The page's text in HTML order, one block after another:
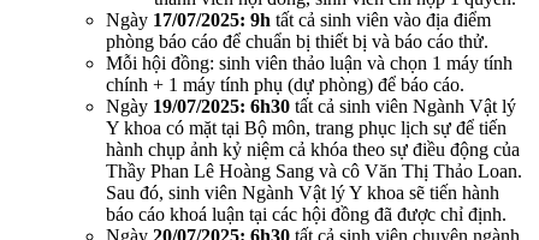
Ngày 17/07/2025: 9h tất cả sinh viên vào địa điểm
phòng báo cáo để chuẩn bị thiết bị và báo cáo thử.
Mỗi hội đồng: sinh viên thảo luận và chọn 1 máy tính
chính + 1 máy tính phụ (dự phòng) để báo cáo.
Ngày 19/07/2025: 6h30 tất cả sinh viên Ngành Vật lý
Y khoa có mặt tại Bộ môn, trang phục lịch sự để tiến
hành chụp ảnh kỷ niệm cả khóa theo sự điều động của
Thầy Phan Lê Hoàng Sang và cô Văn Thị Thảo Loan.
Sau đó, sinh viên Ngành Vật lý Y khoa sẽ tiến hành
báo cáo khoá luận tại các hội đồng đã được chỉ định.
Ngày 20/07/2025: 6h30 tất cả sinh viên chuyên ngành